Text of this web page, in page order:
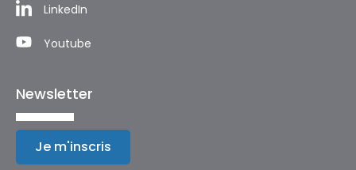
LinkedIn
Youtube
Newsletter
Je m'inscris